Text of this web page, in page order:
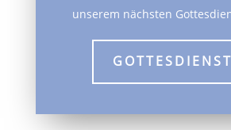
unserem nächsten